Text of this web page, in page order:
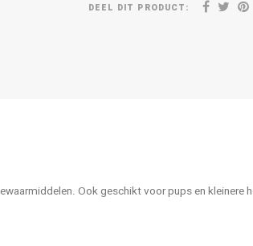
DEEL DIT PRODUCT:
Ook geschikt voor pups en